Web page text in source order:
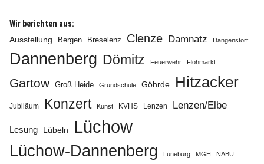
Wir berichten aus:
Ausstellung
Bergen Breselenz Clenze Damnatz Dangenstorf
Dannenberg Dömitz Feuerwehr Flohmarkt
Gartow Groß Heide Grundschule Göhrde Hitzacker
Jubiläum Konzert Kunst KVHS Lenzen Lenzen/Elbe
Lesung Lübeln Lüchow
Lüchow-Dannenberg Lüneburg MGH NABU